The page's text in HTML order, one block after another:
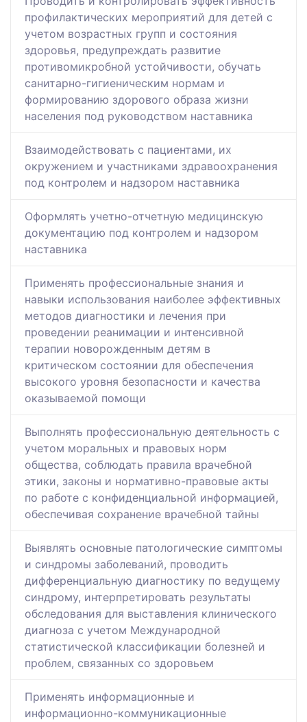
профилактических мероприятий для детей с
учетом возрастных групп и состояния
здоровья, предупреждать развитие
противомикробной устойчивости, обучать
санитарно-гигиеническим нормам и
формированию здорового образа жизни
населения под руководством наставника
Взаимодействовать с пациентами, их
окружением и участниками здравоохранения
под контролем и надзором наставника
Оформлять учетно-отчетную медицинскую
документацию под контролем и надзором
наставника
Применять профессиональные знания и
навыки использования наиболее эффективных
методов диагностики и лечения при
проведении реанимации и интенсивной
терапии новорожденным детям в
критическом состоянии для обеспечения
высокого уровня безопасности и качества
оказываемой помощи
Выполнять профессиональную деятельность с
учетом моральных и правовых норм
общества, соблюдать правила врачебной
этики, законы и нормативно-правовые акты
по работе с конфиденциальной информацией,
обеспечивая сохранение врачебной тайны
Выявлять основные патологические симптомы
и синдромы заболеваний, проводить
дифференциальную диагностику по ведущему
синдрому, интерпретировать результаты
обследования для выставления клинического
диагноза с учетом Международной
статистической классификации болезней и
проблем, связанных со здоровьем
Применять информационные и
информационно-коммуникационные